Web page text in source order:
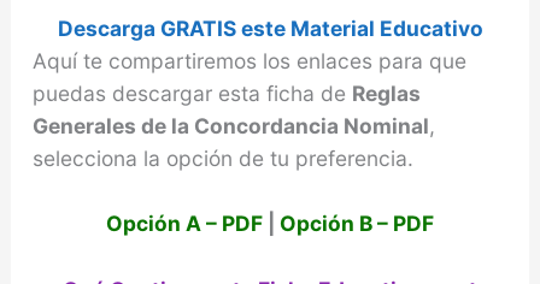
Descarga GRATIS este Material Educativo
Aquí te compartiremos los enlaces para que
puedas descargar esta ficha de Reglas
Generales de la Concordancia Nominal,
selecciona la opción de tu preferencia.
Opción A – PDF Opción B – PDF